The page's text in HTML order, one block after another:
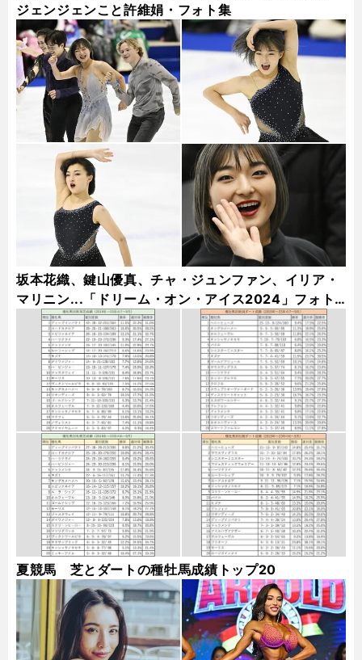
ジェンジェンこと許維娟・フォト集
坂本花織、鍵山優真、チャ・ジュンファン、イリア・
マリニン...「ドリーム・オン・アイス2024」フォト
ギャラリー
夏競馬 芝とダートの種牡馬成績トップ20